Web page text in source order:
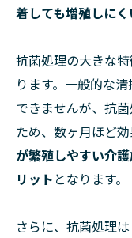
着しても増殖しに
抗菌処理の大きな特
ります。一般的な
できませんが、抗
ため、数ヶ月ほど
が繁殖しやすい介
リット となります。
さらに、抗菌処理は